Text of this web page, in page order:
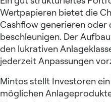
Wertpapieren bietet die
Cashflow generieren oder
beschleunigen. Der
den lukrativen
jederzeit Anpassungen
Mintos stellt Investoren
möglichen